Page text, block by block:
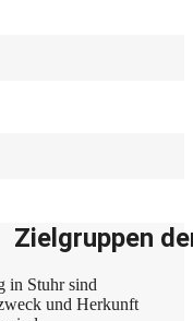
Zielgruppen
in Stuhr sind
und Herkunft